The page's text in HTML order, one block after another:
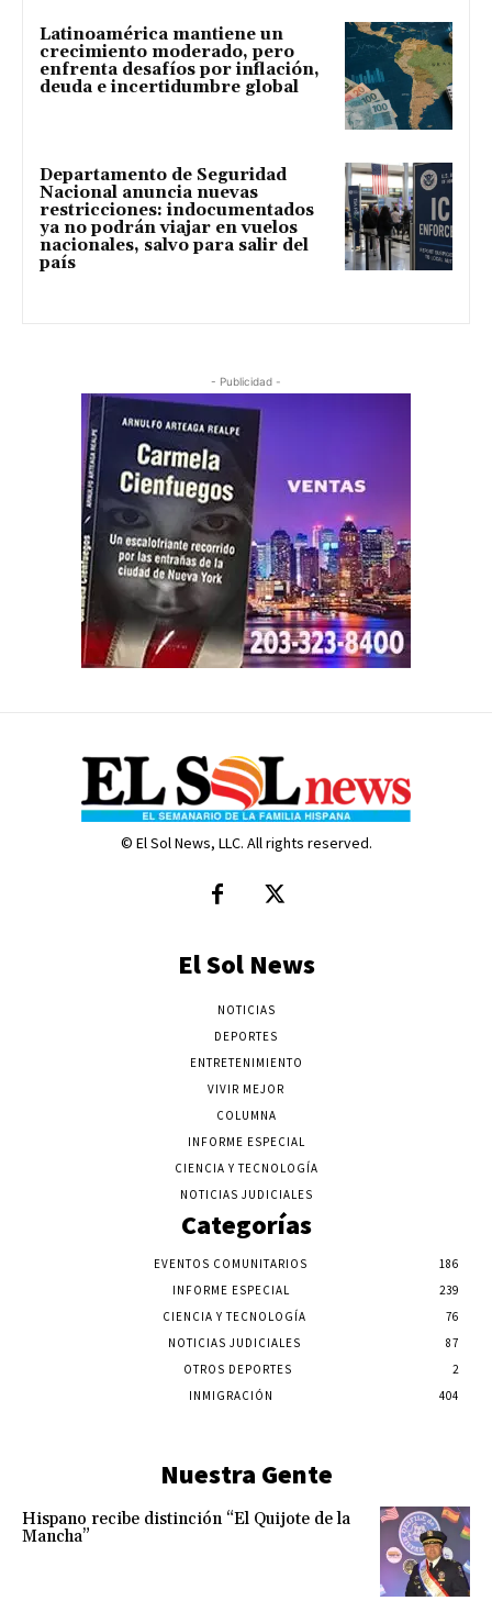
Latinoamérica mantiene un
crecimiento moderado, pero
enfrenta desafíos por inflación,
deuda e incertidumbre global
Departamento de Seguridad
Nacional anuncia nuevas
restricciones: indocumentados
ya no podrán viajar en vuelos
nacionales, salvo para salir del
país
- Publicidad -
© El Sol News, LLC. All rights reserved.
El Sol News
NOTICIAS
DEPORTES
ENTRETENIMIENTO
VIVIR MEJOR
COLUMNA
INFORME ESPECIAL
CIENCIA Y TECNOLOGÍA
NOTICIAS JUDICIALES
Categorías
EVENTOS COMUNITARIOS
186
INFORME ESPECIAL
239
CIENCIA Y TECNOLOGÍA
76
NOTICIAS JUDICIALES
87
OTROS DEPORTES
2
INMIGRACIÓN
404
Nuestra Gente
Hispano recibe distinción “El Quijote de la
Mancha”